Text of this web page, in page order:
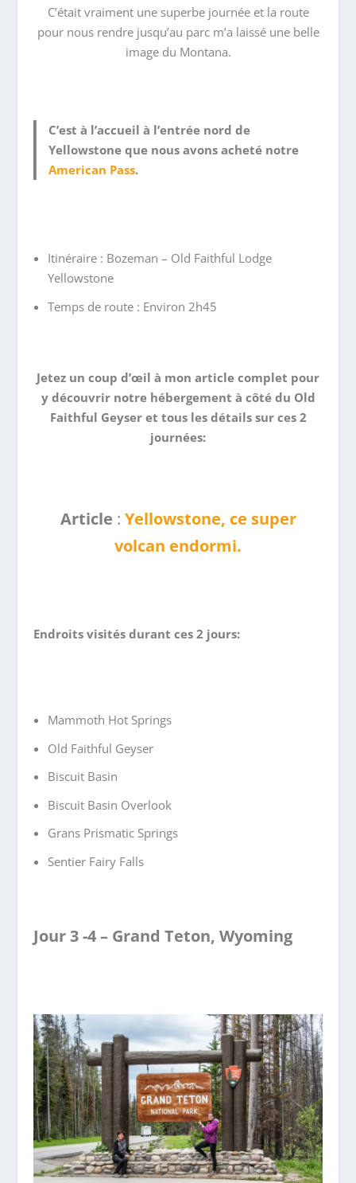
C’était vraiment une superbe journée et la route
pour nous rendre jusqu’au parc m’a laissé une belle
image du Montana.
C’est à l’accueil à l’entrée nord de
Yellowstone que nous avons acheté notre
American Pass.
Itinéraire : Bozeman – Old Faithful Lodge
Yellowstone
Temps de route : Environ 2h45
Jetez un coup d’œil à mon article complet pour
y découvrir notre hébergement à côté du Old
Faithful Geyser et tous les détails sur ces 2
journées:
Article : Yellowstone, ce super
volcan endormi.
Endroits visités durant ces 2 jours:
Mammoth Hot Springs
Old Faithful Geyser
Biscuit Basin
Biscuit Basin Overlook
Grans Prismatic Springs
Sentier Fairy Falls
Jour 3 -4 – Grand Teton, Wyoming